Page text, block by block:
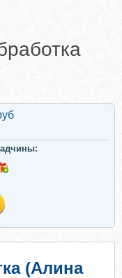
(Алина